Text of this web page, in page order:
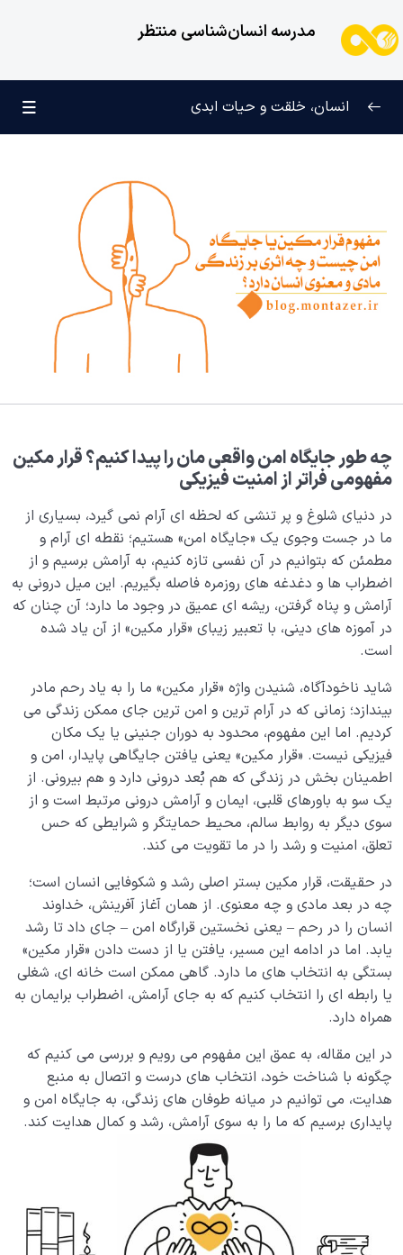
مدرسه انسان‌شناسی منتظر
چرا آفریده شده‌ایم؟
راز شادی و آرامش پایدار
0/13
0/11
بلوغ کودک عزیز روان 0/8
قضا و قدر و اختیار 0/13
ابتلاء و امتحان در زندگی
شیطان دشمن آشکار 0/14
بیماری‌های پنهان روح 0/15
شناخت بهشت و جهنم 0/22
مادی و معنوی انسان دارد؟
نگاهی به پاداش مومنین؛ آیا بهشت نهایت پاداش ماست؟
بهشت ظهور نفس، آیا ما به مکانی جز ساخته های خود
وارد می شویم؟
آیا توصیف بهشت امکان‌پذیر است؟ چرا خدا نهر عسل و
جوی شراب را مثال زده؟
بررسی قدمت بهشت از منظر عقل و ایمان؛ آیا بهشت پیش
از دنیا وجود داشته است؟
درهای بهشت چند تاست و هر یک مخصوص ورود چه
کسانی است؟
وسعت بهشت فرصت یا تهدید؛ چگونه ورود به بهشت
ممکن است برای ما به تهدید تبدیل شود؟
بهشت تجلی بینهایت؛ رابطه بهشت با بینهایت طلبی انسان
چیست؟
چرا شناختن ویژگی های بهشت برای انسانی که در مسیر
سلوک انسانی قرار دارد مهم است؟
آیا شوق بهشت در قلب شما جای گرفته است؛ چرا کسب این
ارتباط قلب سلیم و بهشت چیست؟ چرا سلامت قلب کلید
ورود به بهشت است؟
انسان، خلقت و حیات ابدی
چه طور جایگاه امن واقعی مان را پیدا کنیم؟ قرار مکین
مفهومی فراتر از امنیت فیزیکی
در دنیای شلوغ و پر تنشی که لحظه ای آرام نمی گیرد، بسیاری از
ما در جست وجوی یک «جایگاه امن» هستیم؛ نقطه ای آرام و
مطمئن که بتوانیم در آن نفسی تازه کنیم، به آرامش برسیم و از
اضطراب ها و دغدغه های روزمره فاصله بگیریم. این میل درونی به
آرامش و پناه گرفتن، ریشه ای عمیق در وجود ما دارد؛ آن چنان که
در آموزه های دینی، با تعبیر زیبای «قرار مکین» از آن یاد شده
است.
شاید ناخودآگاه، شنیدن واژه «قرار مکین» ما را به یاد رحم مادر
بیندازد؛ زمانی که در آرام ترین و امن ترین جای ممکن زندگی می
کردیم. اما این مفهوم، محدود به دوران جنینی یا یک مکان
فیزیکی نیست. «قرار مکین» یعنی یافتن جایگاهی پایدار، امن و
اطمینان بخش در زندگی که هم بُعد درونی دارد و هم بیرونی. از
یک سو به باورهای قلبی، ایمان و آرامش درونی مرتبط است و از
سوی دیگر به روابط سالم، محیط حمایتگر و شرایطی که حس
تعلق، امنیت و رشد را در ما تقویت می کند.
در حقیقت، قرار مکین بستر اصلی رشد و شکوفایی انسان است؛
چه در بعد مادی و چه معنوی. از همان آغاز آفرینش، خداوند
انسان را در رحم – یعنی نخستین قرارگاه امن – جای داد تا رشد
یابد. اما در ادامه این مسیر، یافتن یا از دست دادن «قرار مکین»
بستگی به انتخاب های ما دارد. گاهی ممکن است خانه ای، شغلی
یا رابطه ای را انتخاب کنیم که به جای آرامش، اضطراب برایمان به
همراه دارد.
در این مقاله، به عمق این مفهوم می رویم و بررسی می کنیم که
چگونه با شناخت خود، انتخاب های درست و اتصال به منبع
هدایت، می توانیم در میانه طوفان های زندگی، به جایگاه امن و
پایداری برسیم که ما را به سوی آرامش، رشد و کمال هدایت کند.